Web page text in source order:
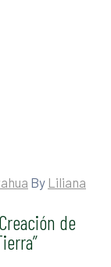
By Liliana
de